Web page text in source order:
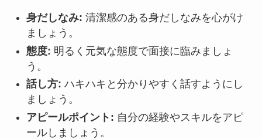
身だしなみ: 清潔感のある身だしなみを心がけ
ましょう。
態度: 明るく元気な態度で面接に臨みましょ
う。
話し方: ハキハキと分かりやすく話すようにし
ましょう。
アピールポイント: 自分の経験やスキルをアピ
ールしましょう。